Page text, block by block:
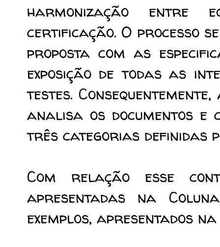
harmonização entre
certificação. O processo
proposta com as
exposição de todas as
testes.
analisa os documentos e
três categorias definidas
Com relação esse
apresentadas na
exemplos, apresentados